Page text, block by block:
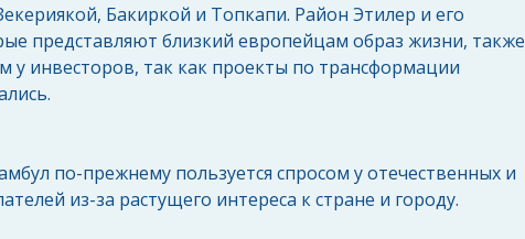
Бакиркой и Топкапи. Район Этилер и его
представляют близкий европейцам образ жизни, также
у инвесторов, так как проекты по трансформации
по-прежнему пользуется спросом у отечественных и
из-за растущего интереса к стране и городу.